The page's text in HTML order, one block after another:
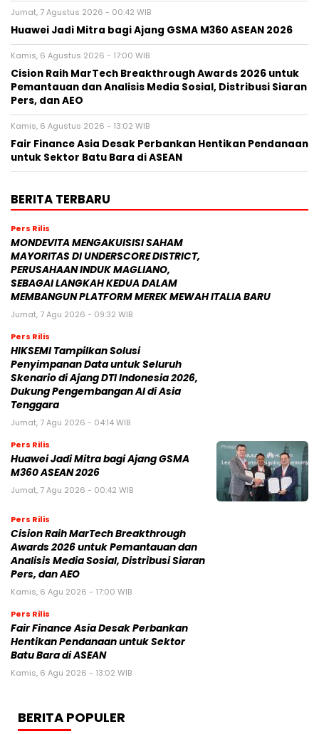
Jumat, 7 Agustus 2026 - 00:42 WIB
Huawei Jadi Mitra bagi Ajang GSMA M360 ASEAN 2026
Kamis, 6 Agustus 2026 - 17:00 WIB
Cision Raih MarTech Breakthrough Awards 2026 untuk
Pemantauan dan Analisis Media Sosial, Distribusi Siaran
Pers, dan AEO
Kamis, 6 Agustus 2026 - 13:02 WIB
Fair Finance Asia Desak Perbankan Hentikan Pendanaan
untuk Sektor Batu Bara di ASEAN
BERITA TERBARU
Pers Rilis
MONDEVITA MENGAKUISISI SAHAM
MAYORITAS DI UNDERSCORE DISTRICT,
PERUSAHAAN INDUK MAGLIANO,
SEBAGAI LANGKAH KEDUA DALAM
MEMBANGUN PLATFORM MEREK MEWAH ITALIA BARU
Jumat, 7 Agu 2026 - 09:32 WIB
Pers Rilis
HIKSEMI Tampilkan Solusi
Penyimpanan Data untuk Seluruh
Skenario di Ajang DTI Indonesia 2026,
Dukung Pengembangan AI di Asia
Tenggara
Jumat, 7 Agu 2026 - 04:14 WIB
Pers Rilis
Huawei Jadi Mitra bagi Ajang GSMA
M360 ASEAN 2026
Jumat, 7 Agu 2026 - 00:42 WIB
Pers Rilis
Cision Raih MarTech Breakthrough
Awards 2026 untuk Pemantauan dan
Analisis Media Sosial, Distribusi Siaran
Pers, dan AEO
Kamis, 6 Agu 2026 - 17:00 WIB
Pers Rilis
Fair Finance Asia Desak Perbankan
Hentikan Pendanaan untuk Sektor
Batu Bara di ASEAN
Kamis, 6 Agu 2026 - 13:02 WIB
BERITA POPULER